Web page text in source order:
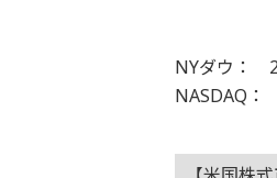
NYダウ：
NASDAQ